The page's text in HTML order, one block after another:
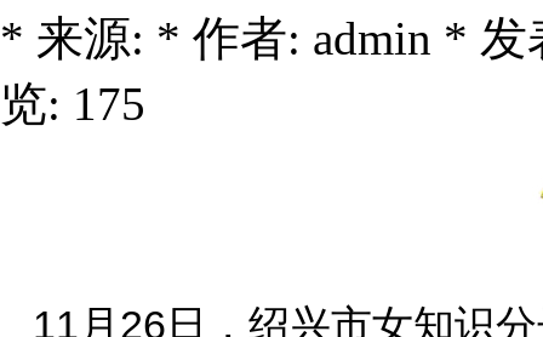
* 来源: * 作者: admin * 发
览: 175
11月26日，绍兴市女知识